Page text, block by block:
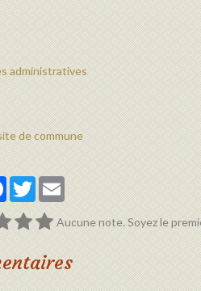
administratives
de commune
Facebook
Twitter
Aucune note. Soyez le